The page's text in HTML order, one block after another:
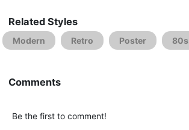
Related Styles
Modern Retro Poster 80s
Comments
Be the first to comment!